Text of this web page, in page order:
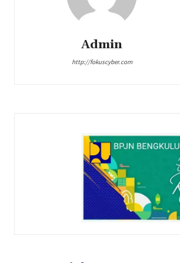
Admin
http://fokuscyber.com